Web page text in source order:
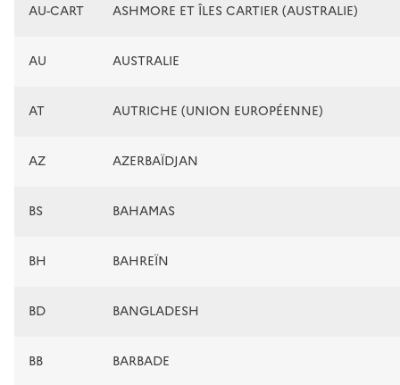
AU-CART ASHMORE ET ÎLES CARTIER (AUSTRALIE)
AU AUSTRALIE
AT AUTRICHE (UNION EUROPÉENNE)
AZ AZERBAÏDJAN
BS BAHAMAS
BH BAHREÏN
BD BANGLADESH
BB BARBADE